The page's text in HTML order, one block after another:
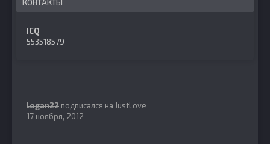
КОНТАКТЫ
ICQ
553518579
logan22 подписался на JustLove
17 ноября, 2012